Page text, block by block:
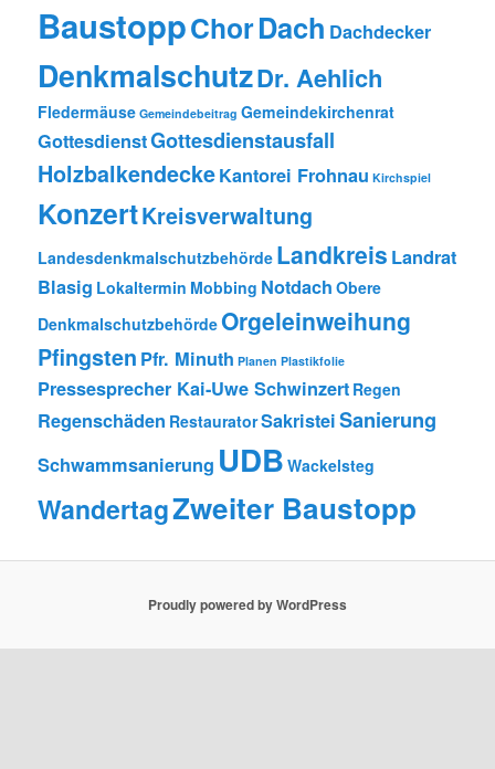
BaustoppChorDach Dachdecker
DenkmalschutzDr. Aehlich
Fledermäuse Gemeindebeitrag Gemeindekirchenrat
GottesdienstGottesdienstausfall
HolzbalkendeckeKantorei Frohnau Kirchspiel
KonzertKreisverwaltung
Landesdenkmalschutzbehörde Landkreis Landrat
Blasig Lokaltermin Mobbing Notdach Obere
DenkmalschutzbehördeOrgeleinweihung
Pfingsten Pfr. Minuth Planen Plastikfolie
Pressesprecher Kai-Uwe Schwinzert Regen
Regenschäden RestauratorSakristeiSanierung
Schwammsanierung UDB Wackelsteg
WandertagZweiter Baustopp
Proudly powered by WordPress